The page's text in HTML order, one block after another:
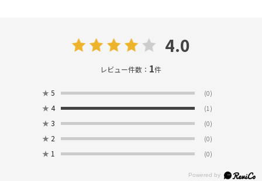
4.0
レビュー件数： 1件
★ 5 (0)
★ 4 (1)
★ 3 (0)
★ 2 (0)
★ 1 (0)